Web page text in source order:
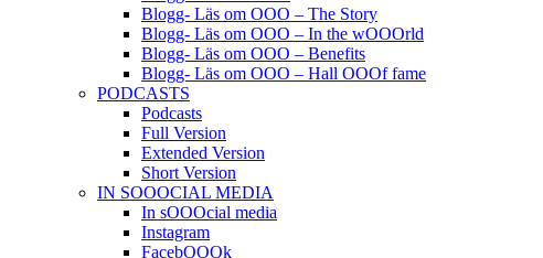
Blogg- Läs om OOO – The Story
Blogg- Läs om OOO – In the wOOOrld
Blogg- Läs om OOO – Benefits
Blogg- Läs om OOO – Hall OOOf fame
PODCASTS
Podcasts
Full Version
Extended Version
Short Version
IN SOOOCIAL MEDIA
In sOOOcial media
Instagram
FacebOOOk